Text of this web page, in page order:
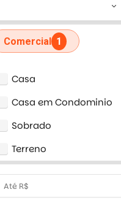
keyboard_arrow_down
Comercial 1
Casa
Casa em Condominio
Sobrado
Terreno